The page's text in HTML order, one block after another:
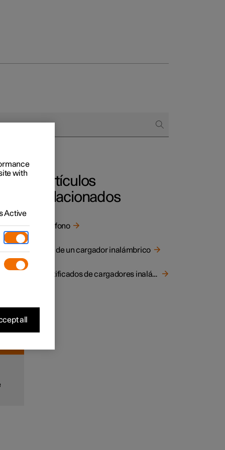
Artículos
relacionados
Teléfono
Uso de un cargador inalámbrico
Certificados de cargadores inalámbricos
with
Active
all